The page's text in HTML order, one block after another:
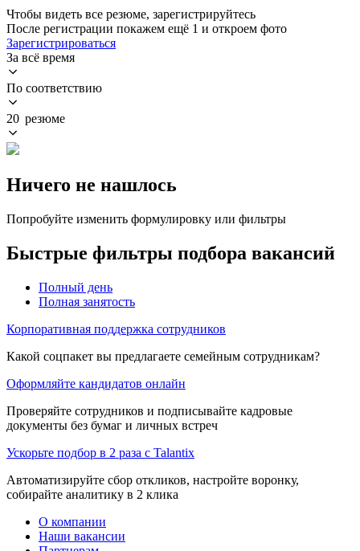
Чтобы видеть все резюме, зарегистрируйтесь
После регистрации покажем ещё 1 и откроем фото
Зарегистрироваться
За всё время
По соответствию
20 резюме
Ничего не нашлось
Попробуйте изменить формулировку или фильтры
Быстрые фильтры подбора вакансий
Полный день
Полная занятость
Корпоративная поддержка сотрудников
Какой соцпакет вы предлагаете семейным сотрудникам?
Оформляйте кандидатов онлайн
Проверяйте сотрудников и подписывайте кадровые
документы без бумаг и личных встреч
Ускорьте подбор в 2 раза с Talantix
Автоматизируйте сбор откликов, настройте воронку,
собирайте аналитику в 2 клика
О компании
Наши вакансии